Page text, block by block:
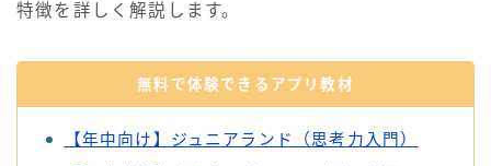
特徴を詳しく解説します。
無料で体験できるアプリ教材
【年中向け】ジュニアランド（思考力入門）